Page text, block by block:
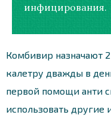
инфицирования.
Комбивир назначают 2
калетру дважды в
первой помощи анти
использовать другие